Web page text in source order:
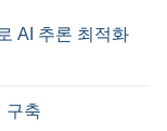
AI 추론 최적화
구축